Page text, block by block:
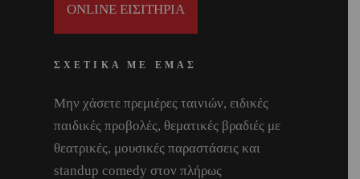
ONLINE ΕΙΣΙΤΗΡΙΑ
ΣΧΕΤΙΚΑ ΜΕ ΕΜΑΣ
Μην χάσετε πρεμιέρες ταινιών, ειδικές
παιδικές προβολές, θεματικές βραδιές με
θεατρικές, μουσικές παραστάσεις και
standup comedy στον πλήρως